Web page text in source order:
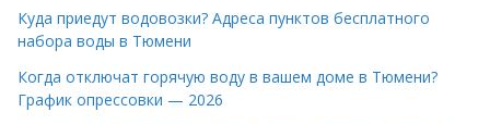
Куда приедут водовозки? Адреса пунктов бесплатного
набора воды в Тюмени
Когда отключат горячую воду в вашем доме в Тюмени?
График опрессовки — 2026